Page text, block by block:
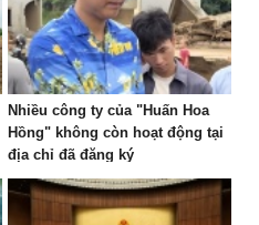
Nhiều công ty của "Huấn Hoa
Hồng" không còn hoạt động tại
địa chỉ đã đăng ký